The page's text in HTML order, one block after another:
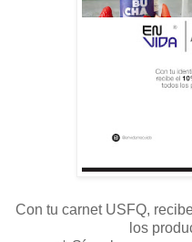
Con tu carnet USFQ,
los